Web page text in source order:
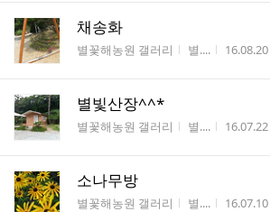
채송화
게시판명
별꽃해농원 갤러리 작성자
별.... 작성시간
16.08.20
별빛산장^^*
게시판명
별꽃해농원 갤러리 작성자
별.... 작성시간
16.07.22
소나무방
게시판명
별꽃해농원 갤러리 작성자
별.... 작성시간
16.07.10